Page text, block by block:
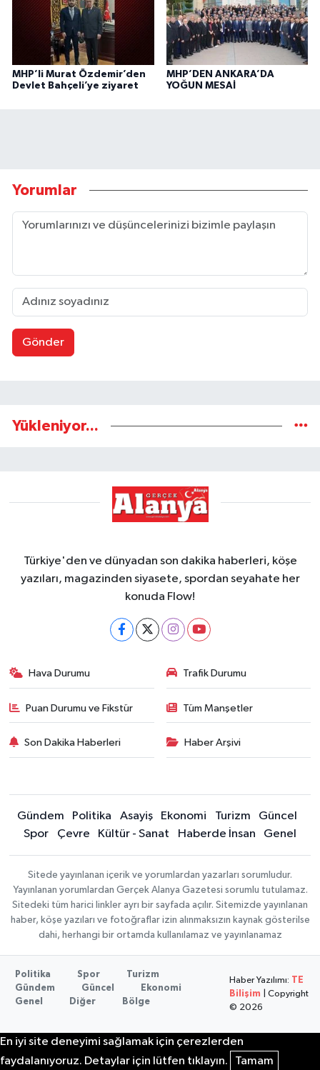
MHP’li Murat Özdemir’den
Devlet Bahçeli’ye ziyaret
MHP’DEN ANKARA’DA
YOĞUN MESAİ
Yorumlar
Gönder
Yükleniyor...
Türkiye'den ve dünyadan son dakika haberleri, köşe
yazıları, magazinden siyasete, spordan seyahate her
konuda Flow!
Hava Durumu Trafik Durumu
Puan Durumu ve Fikstür Tüm Manşetler
Son Dakika Haberleri Haber Arşivi
Gündem Politika Asayiş Ekonomi Turizm
Güncel
Spor
Çevre Kültür - Sanat Haberde İnsan Genel
Sitede yayınlanan içerik ve yorumlardan yazarları sorumludur.
Yayınlanan yorumlardan Gerçek Alanya Gazetesi sorumlu tutulamaz.
Sitedeki tüm harici linkler ayrı bir sayfada açılır. Sitemizde yayınlanan
haber, köşe yazıları ve fotoğraflar izin alınmaksızın kaynak gösterilse
dahi, herhangi bir ortamda kullanılamaz ve yayınlanamaz
Politika Spor
Turizm
Gündem
Güncel
Ekonomi
Genel
Diğer Bölge
Haber Yazılımı:
TE
Bilişim | Copyright
© 2026
En iyi site deneyimi sağlamak için çerezlerden
faydalanıyoruz. Detaylar için lütfen tıklayın.
Tamam